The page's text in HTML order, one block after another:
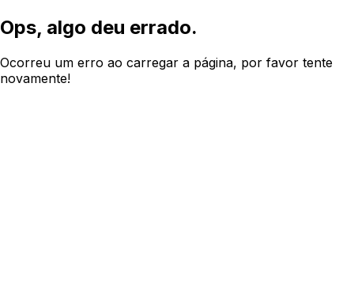
Ops, algo deu errado.
Ocorreu um erro ao carregar a página, por favor tente
novamente!